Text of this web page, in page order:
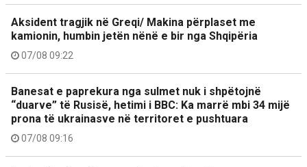
Aksident tragjik në Greqi/ Makina përplaset me
kamionin, humbin jetën nënë e bir nga Shqipëria
07/08 09:22
Banesat e paprekura nga sulmet nuk i shpëtojnë
“duarve” të Rusisë, hetimi i BBC: Ka marrë mbi 34 mijë
prona të ukrainasve në territoret e pushtuara
07/08 09:16